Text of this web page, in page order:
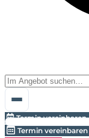
Termin vereinbaren
Termin vereinbaren